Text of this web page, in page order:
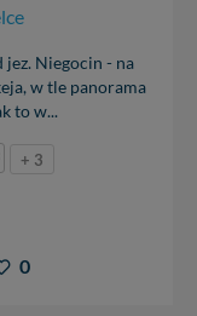
Niegocin - na
w tle panorama
to w...
+ 3
0